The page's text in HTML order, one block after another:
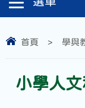
首頁 > 學與
小學人